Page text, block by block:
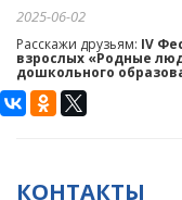
2025-06-02
Расскажи друзьям: IV
взрослых «Родные
дошкольного
КОНТАКТЫ